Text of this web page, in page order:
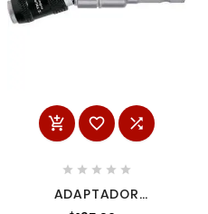
  
    
ADAPTADOR
ARTICULADO DE 120